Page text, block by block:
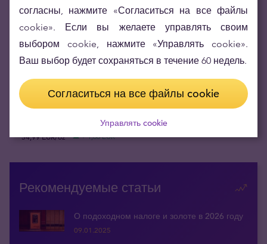
SHARE
Цена золота (XAU-EUR)
3756,60 EUR/oz
+ 76,65 EUR
Цена серебра (XAG-EUR)
54,99 EUR/oz
+ 1,60 EUR
Рекомендуемые статьи
О подоходном налоге и золоте в 2026 году
09.01.2025
согласны, нажмите «Согласиться на все файлы
cookie». Если вы желаете управлять своим
выбором cookie, нажмите «Управлять cookie».
Ваш выбор будет сохраняться в течение 60 недель.
Согласиться на все файлы cookie
Управлять cookie